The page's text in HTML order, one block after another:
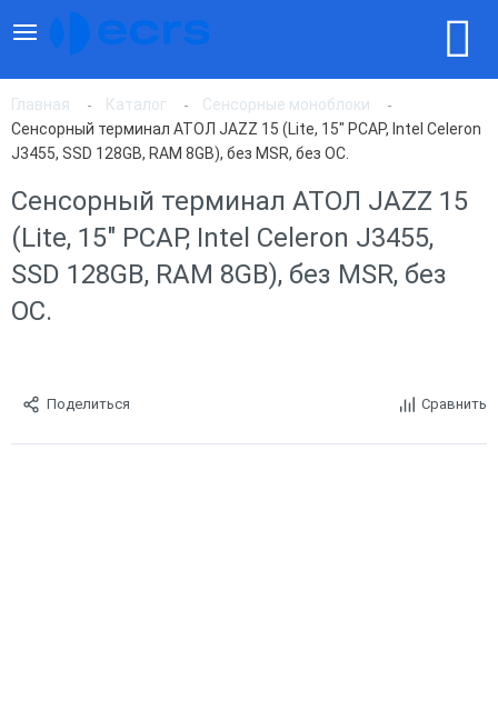
Главная Каталог
Сенсорные моноблоки
Сенсорный терминал АТОЛ JAZZ 15 (Lite, 15" PCAP, Intel Celeron
J3455, SSD 128GB, RAM 8GB), без MSR, без ОС.
Сенсорный терминал АТОЛ JAZZ 15
(Lite, 15" PCAP, Intel Celeron J3455,
SSD 128GB, RAM 8GB), без MSR, без
ОС.
Поделиться Сравнить